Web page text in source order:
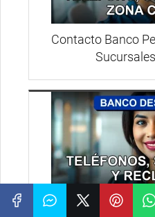
Contacto Banco
Contacto Banco